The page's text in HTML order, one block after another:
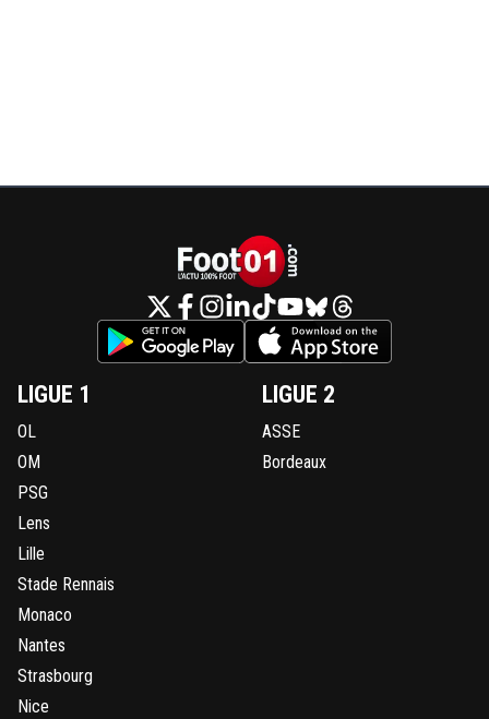
LIGUE 1
OL
OM
PSG
Lens
Lille
Stade Rennais
Monaco
Nantes
Strasbourg
Nice
LIGUE 2
ASSE
Bordeaux